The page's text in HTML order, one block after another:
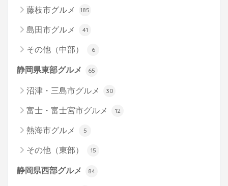
藤枝市グルメ 185
島田市グルメ 41
その他（中部） 6
静岡県東部グルメ 65
沼津・三島市グルメ 30
富士・富士宮市グルメ 12
熱海市グルメ 5
その他（東部） 15
静岡県西部グルメ 84